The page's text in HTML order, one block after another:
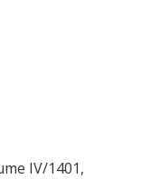
IV/1401,